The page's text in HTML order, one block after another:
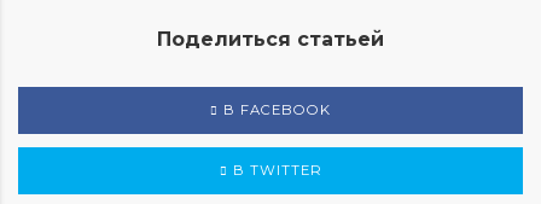
Поделиться статьей
В FACEBOOK
В TWITTER